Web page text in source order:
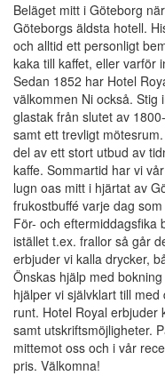
Beläget mitt i Göteborg
Göteborgs äldsta hotell.
och alltid ett personligt
kaka till kaffet, eller varför
Sedan 1852 har Hotel
välkommen Ni också. Stig
glastak från slutet av
samt ett trevligt
del av ett stort utbud av
kaffe. Sommartid har vi
lugn oas mitt i hjärtat av
frukostbuffé varje dag
För- och eftermiddagsfika
istället t.ex. frallor så går
erbjuder vi kalla drycker,
Önskas hjälp med
hjälper vi självklart till
runt. Hotel Royal erbjuder
samt utskriftsmöjligheter.
mittemot oss och i vår
pris. Välkomna!